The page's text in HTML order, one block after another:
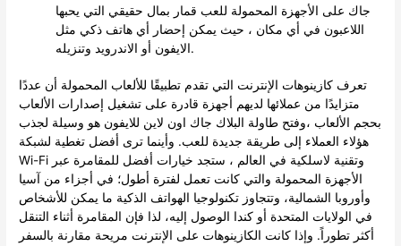
جاك على الأجهزة المحمولة للعب قمار بمال حقيقي التي يحبها
اللاعبون في أي مكان ، حيث يمكن إحضار أي هاتف ذكي مثل
الايفون أو الاندرويد وتنزيله.
تعرف كازينوهات الإنترنت التي تقدم تطبيقًا للألعاب المحمولة أن عددًا
متزايدًا من عملائها لديهم أجهزة قادرة على تشغيل إصدارات الألعاب
بحجم الألعاب ،وفتح طاولة البلاك جاك اون لاين للايفون هو وسيلة لجذب
هؤلاء العملاء إلى طريقة جديدة للعب. وأينما ترى أفضل تغطية لشبكة
Wi-Fi وتقنية لاسلكية في العالم ، ستجد خيارات أفضل للمقامرة عبر
الأجهزة المحمولة والتي كانت تعمل لفترة أطول؛ في أجزاء من آسيا
وأوروبا الشمالية، وتتجاوز تكنولوجيا الهواتف الذكية ما يمكن للأشخاص
في الولايات المتحدة أو كندا الوصول إليه، لذا فإن المقامرة أثناء التنقل
أكثر تطوراً. وإذا كانت الكازينوهات على الإنترنت مريحة مقارنة بالسفر